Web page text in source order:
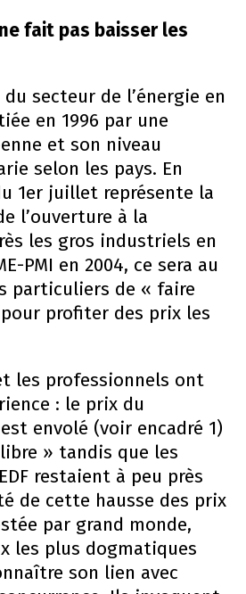
fait pas baisser les
secteur de l’énergie en
en 1996 par une
et son niveau
selon les pays. En
1er juillet représente la
l’ouverture à la
les gros industriels en
PMI en 2004, ce sera au
particuliers de « faire
profiter des prix les
les professionnels ont
: le prix du
envolé (voir encadré 1)
» tandis que les
restaient à peu près
de cette hausse des prix
par grand monde,
les plus dogmatiques
son lien avec